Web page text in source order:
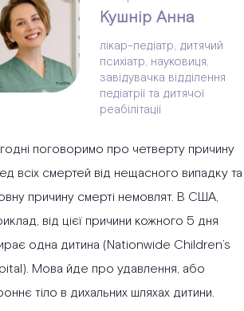
Кушнір Анна
лікар-педіатр, дитячий
психіатр, науковиця,
завідувачка відділення
педіатрії та дитячої
реабілітації
поговоримо про четверту причину
всіх смертей від нещасного випадку та
причину смерті немовлят. В США,
від цієї причини кожного 5 дня
одна дитина (Nationwide Children’s
Мова йде про удавлення, або
тіло в дихальних шляхах дитини.